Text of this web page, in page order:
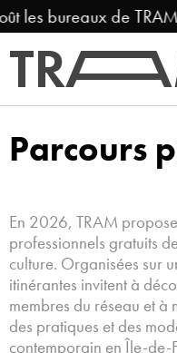
les bureaux de
Parcours
En 2026, TRAM
professionnels gratuits
culture. Organisées sur
itinérantes invitent à
membres du réseau et
des pratiques et des
contemporain en Île-de-